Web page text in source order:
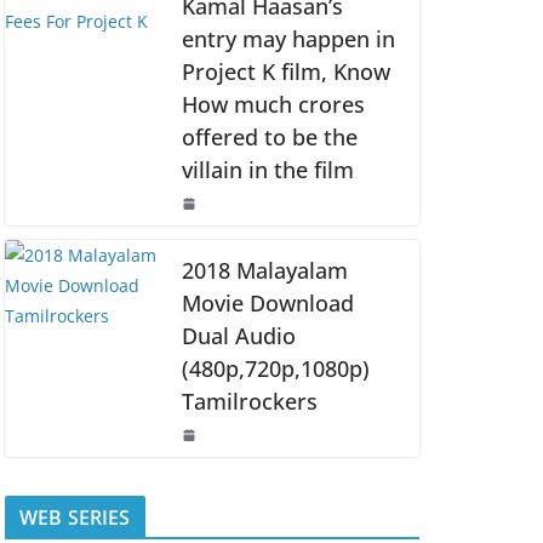
entry may happen in
Project K film, Know
How much crores
offered to be the
villain in the film
2018 Malayalam
Movie Download
Dual Audio
(480p,720p,1080p)
Tamilrockers
WEB SERIES